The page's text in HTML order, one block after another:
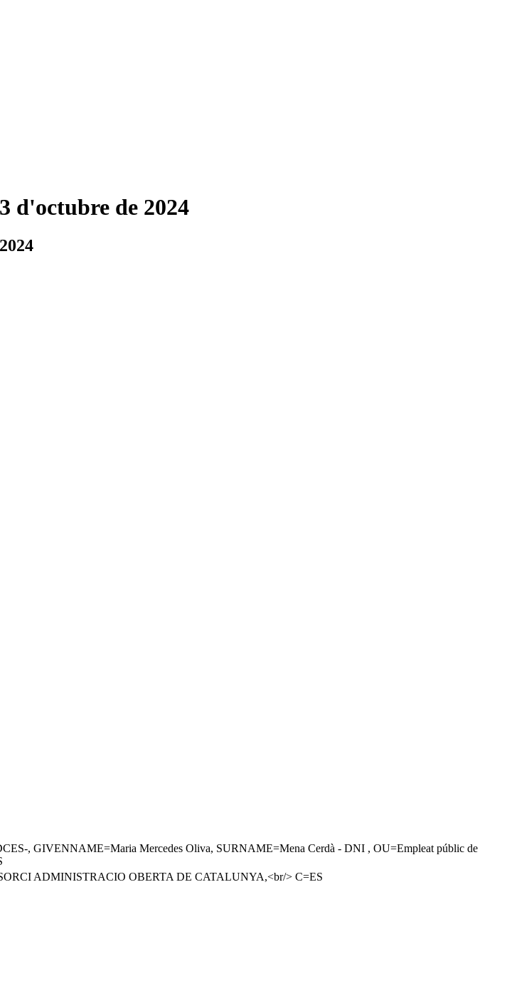
d'octubre de 2024
, GIVENNAME=Maria Mercedes Oliva, SURNAME=Mena Cerdà - DNI , OU=Empleat públic de
ADMINISTRACIO OBERTA DE CATALUNYA,<br/> C=ES